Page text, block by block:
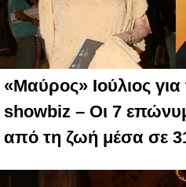
«Μαύρος» Ιούλιος για
showbiz – Οι 7
από τη ζωή μέσα σε